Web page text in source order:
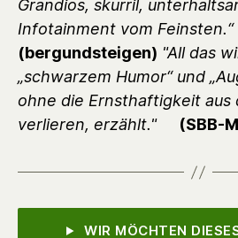
Grandios, skurril,
Infotainment vom Feinsten.“
(bergundsteigen) "All das
„schwarzem Humor“ und
ohne die Ernsthaftigkeit aus
verlieren, erzählt."
(SBB-
WIR MÖCHTEN